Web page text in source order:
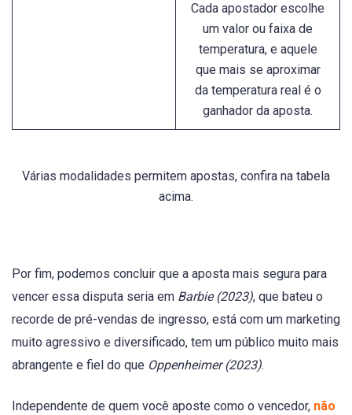
Cada apostador escolhe
um valor ou faixa de
temperatura, e aquele
que mais se aproximar
da temperatura real é o
ganhador da aposta.
Várias modalidades permitem apostas, confira na tabela
acima.
Por fim, podemos concluir que a aposta mais segura para
vencer essa disputa seria em Barbie (2023), que bateu o
recorde de pré-vendas de ingresso, está com um marketing
muito agressivo e diversificado, tem um público muito mais
abrangente e fiel do que Oppenheimer (2023).
Independente de quem você aposte como o vencedor, não